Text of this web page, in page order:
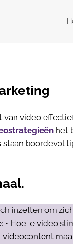
video
het
boordevol
inzetten om
Hoe je video